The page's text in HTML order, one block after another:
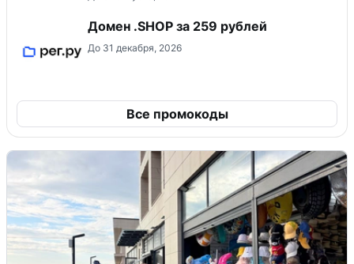
Домен .SHOP за 259 рублей
До 31 декабря, 2026
Все промокоды